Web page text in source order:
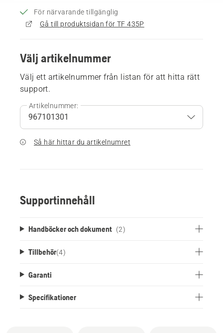
För närvarande tillgänglig
Gå till produktsidan för TF 435P
Välj artikelnummer
Välj ett artikelnummer från listan för att hitta rätt
support.
Artikelnummer:
Så här hittar du artikelnumret
Supportinnehåll
Handböcker och dokument (2)
Tillbehör(4)
Garanti
Specifikationer